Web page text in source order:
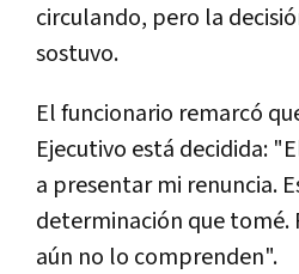
circulando, pero la
sostuvo.
El funcionario remarcó
Ejecutivo está decidida:
a presentar mi renuncia.
determinación que tomé.
aún no lo comprenden".